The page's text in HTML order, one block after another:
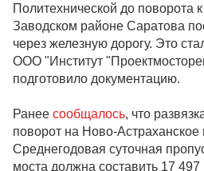
Политехнической до поворота
Заводском районе Саратова
через железную дорогу. Это
ООО "Институт
подготовило документацию.
Ранее сообщалось, что
поворот на Ново-
Среднегодовая суточная
моста должна составить 17